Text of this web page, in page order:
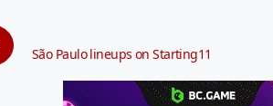
São Paulo lineups on Starting11